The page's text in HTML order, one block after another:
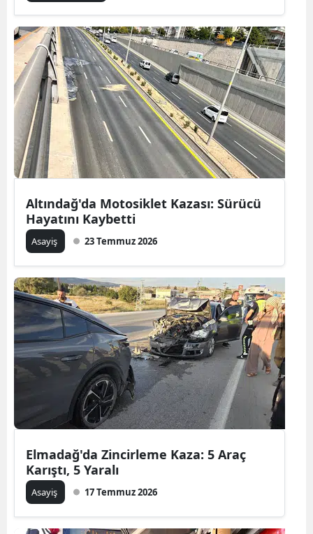
Altındağ'da Motosiklet Kazası: Sürücü
Hayatını Kaybetti
Asayiş 23 Temmuz 2026
Elmadağ'da Zincirleme Kaza: 5 Araç
Karıştı, 5 Yaralı
Asayiş 17 Temmuz 2026